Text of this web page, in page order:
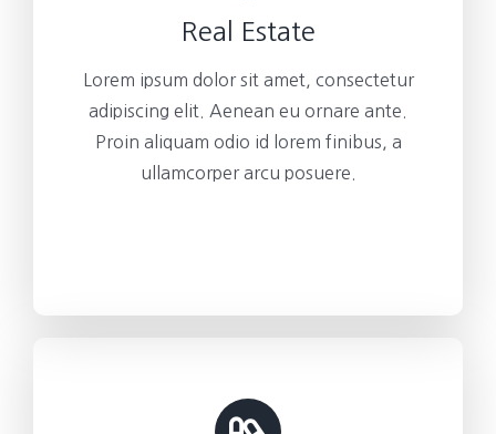
Real Estate
Lorem ipsum dolor sit amet, consectetur
adipiscing elit. Aenean eu ornare ante.
Proin aliquam odio id lorem finibus, a
ullamcorper arcu posuere.